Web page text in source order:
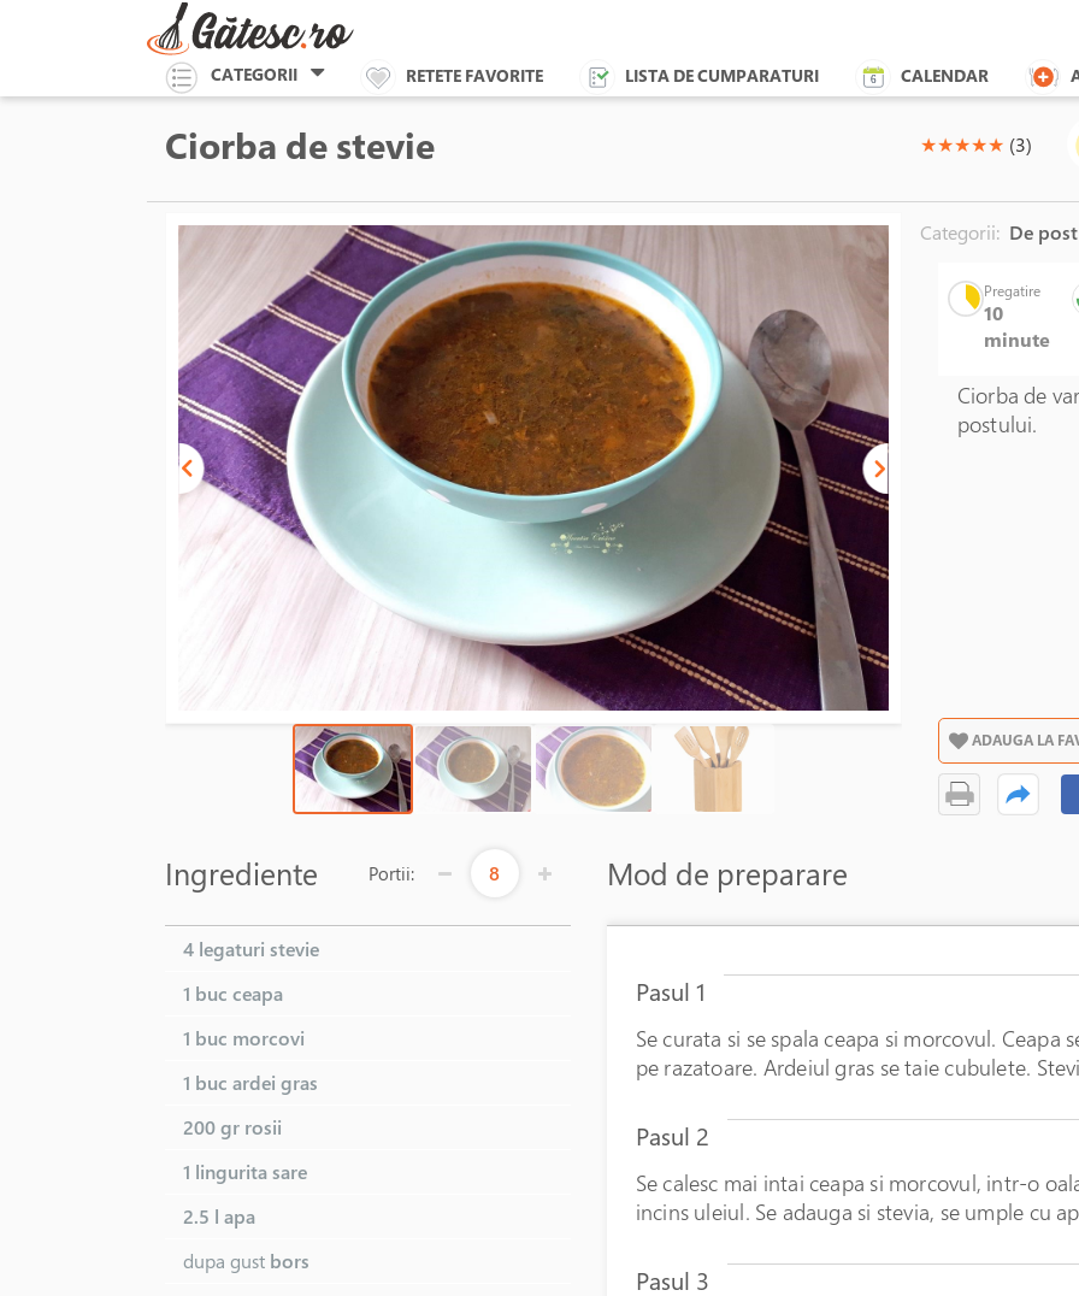
CATEGORII RETETE FAVORITE LISTA DE CUMPARATURI CALENDAR
Ciorba de stevie (*)
★(*)
★(*)
★(*)
★(*)
★ (3)
Categorii: De post
Pregatire
10
minute
Ciorba de
postului.
ADAUGA LA
Ingrediente Portii: 8
4 legaturi stevie
1 buc ceapa
1 buc morcovi
1 buc ardei gras
200 gr rosii
1 linguritasare
2.5 l apa
dupa gust bors
Mod de preparare
Pasul 1
Se curata si se spala ceapa si morcovul. Ceapa
pe razatoare. Ardeiul gras se taie cubulete.
Pasul 2
Se calesc mai intai ceapa si morcovul, intr-o
incins uleiul. Se adauga si stevia, se umple cu
Pasul 3